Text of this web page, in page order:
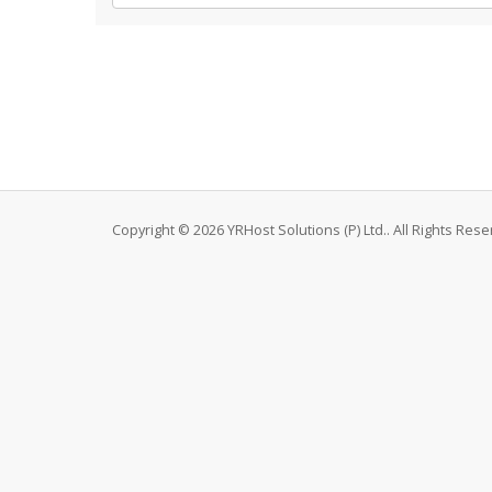
Copyright © 2026 YRHost Solutions (P) Ltd.. All Rights